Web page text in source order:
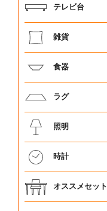
テレビ台
雑貨
食器
ラグ
照明
時計
オススメセット